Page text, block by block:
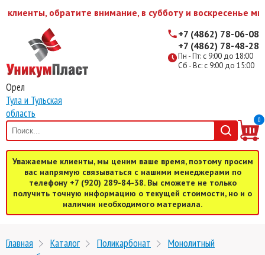
обратите внимание, в субботу и воскресенье мы
Орел
Тула и Тульская
область
Пн - Пт: с 9:00 до 18:00
Сб - Вс: с 9:00 до 15:00
+7 (4862) 78-06-08
+7 (4862) 78-48-28
0
Уважаемые клиенты, мы ценим ваше время, поэтому просим
вас напрямую связываться с нашими менеджерами по
телефону +7 (920) 289-84-38. Вы сможете не только
получить точную информацию о текущей стоимости, но и о
наличии необходимого материала.
Главная Каталог Поликарбонат
Монолитный